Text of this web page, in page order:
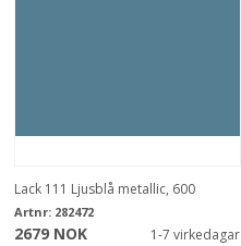
Lack 111 Ljusblå metallic, 600
Artnr: 282472
2679 NOK 1-7 virkedagar